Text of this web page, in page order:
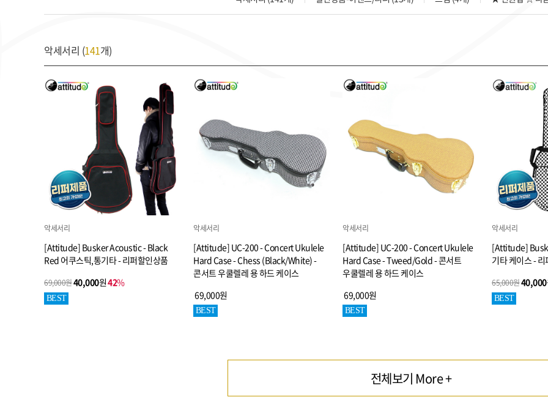
악세서리 (141개)
악세서리
[Attitude] Busker Acoustic - Black
Red 어쿠스틱,통기타 - 리퍼할인상품
69,000원40,000원42%
BEST
악세서리
[Attitude] UC-200 - Concert Ukulele
Hard Case - Chess (Black/White) -
콘서트 우쿨렐레 용 하드 케이스
69,000원
BEST
악세서리
[Attitude] UC-200 - Concert Ukulele
Hard Case - Tweed/Gold - 콘서트
우쿨렐레 용 하드 케이스
69,000원
BEST
악세서리
[Attitude]
기타 케이스 -
65,000원40,000
BEST
전체보기 More +